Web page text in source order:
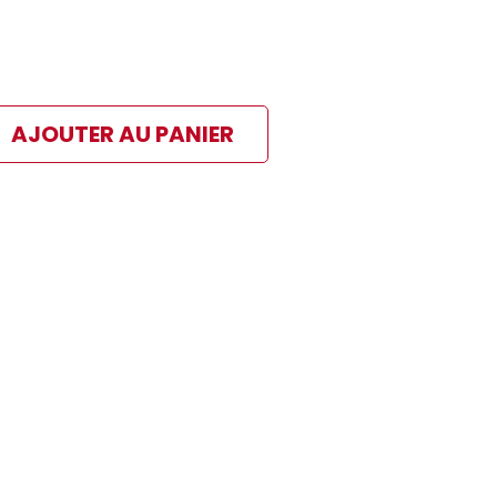
AJOUTER AU PANIER
sélectionné